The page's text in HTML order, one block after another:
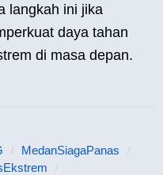
langkah ini jika
daya tahan
di masa depan.
MedanSiagaPanas